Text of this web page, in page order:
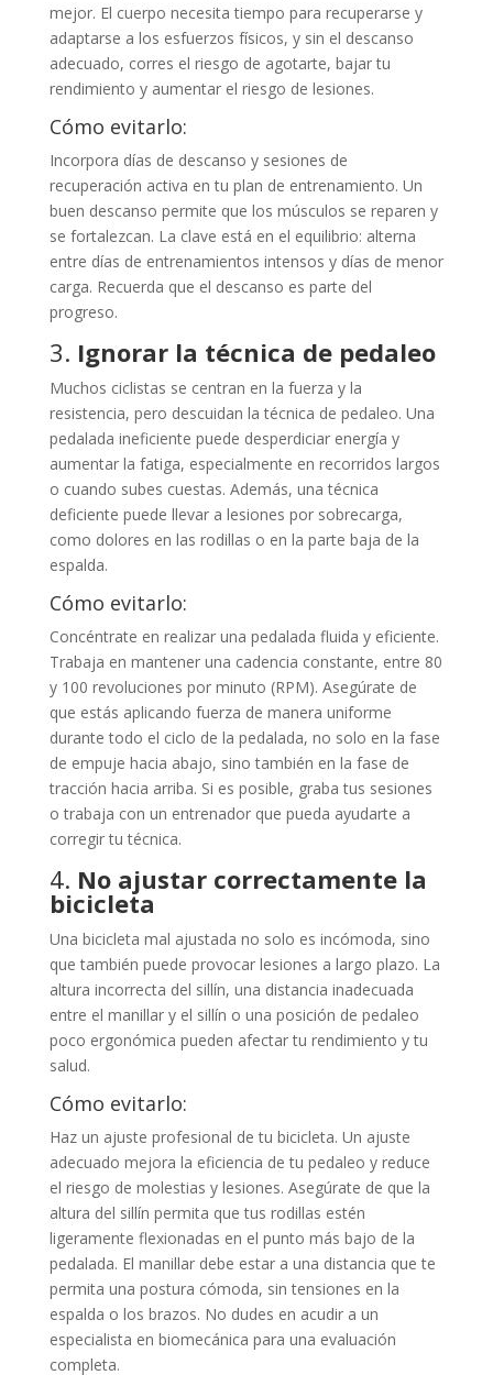
mejor. El cuerpo necesita tiempo para recuperarse y
adaptarse a los esfuerzos físicos, y sin el descanso
adecuado, corres el riesgo de agotarte, bajar tu
rendimiento y aumentar el riesgo de lesiones.
Cómo evitarlo:
Incorpora días de descanso y sesiones de
recuperación activa en tu plan de entrenamiento. Un
buen descanso permite que los músculos se reparen y
se fortalezcan. La clave está en el equilibrio: alterna
entre días de entrenamientos intensos y días de menor
carga. Recuerda que el descanso es parte del
progreso.
3. Ignorar la técnica de pedaleo
Muchos ciclistas se centran en la fuerza y la
resistencia, pero descuidan la técnica de pedaleo. Una
pedalada ineficiente puede desperdiciar energía y
aumentar la fatiga, especialmente en recorridos largos
o cuando subes cuestas. Además, una técnica
deficiente puede llevar a lesiones por sobrecarga,
como dolores en las rodillas o en la parte baja de la
espalda.
Cómo evitarlo:
Concéntrate en realizar una pedalada fluida y eficiente.
Trabaja en mantener una cadencia constante, entre 80
y 100 revoluciones por minuto (RPM). Asegúrate de
que estás aplicando fuerza de manera uniforme
durante todo el ciclo de la pedalada, no solo en la fase
de empuje hacia abajo, sino también en la fase de
tracción hacia arriba. Si es posible, graba tus sesiones
o trabaja con un entrenador que pueda ayudarte a
corregir tu técnica.
4. No ajustar correctamente la
bicicleta
Una bicicleta mal ajustada no solo es incómoda, sino
que también puede provocar lesiones a largo plazo. La
altura incorrecta del sillín, una distancia inadecuada
entre el manillar y el sillín o una posición de pedaleo
poco ergonómica pueden afectar tu rendimiento y tu
salud.
Cómo evitarlo:
Haz un ajuste profesional de tu bicicleta. Un ajuste
adecuado mejora la eficiencia de tu pedaleo y reduce
el riesgo de molestias y lesiones. Asegúrate de que la
altura del sillín permita que tus rodillas estén
ligeramente flexionadas en el punto más bajo de la
pedalada. El manillar debe estar a una distancia que te
permita una postura cómoda, sin tensiones en la
espalda o los brazos. No dudes en acudir a un
especialista en biomecánica para una evaluación
completa.